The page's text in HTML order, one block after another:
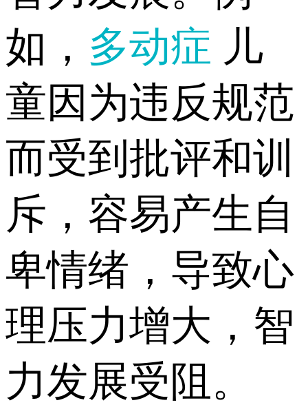
如， 多动症 儿
童因为违反规范
而受到批评和训
斥，容易产生自
卑情绪，导致心
理压力增大，智
力发展受阻。